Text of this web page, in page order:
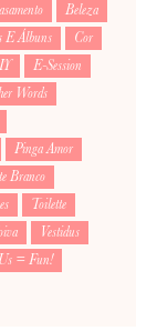
Beleza
E Álbuns
Cor
E-Session
Words
Pinga Amor
Branco
Toilette
Vestidus
= Fun!